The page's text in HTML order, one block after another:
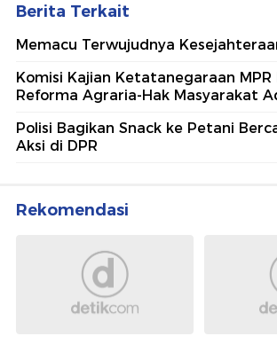
Berita Terkait
Memacu Terwujudnya
Komisi Kajian Ketatanegaraan MPR
Reforma Agraria-Hak Masyarakat
Polisi Bagikan Snack ke Petani
Aksi di DPR
Rekomendasi